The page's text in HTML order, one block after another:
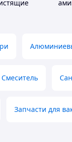
Смеситель
Запчасти для